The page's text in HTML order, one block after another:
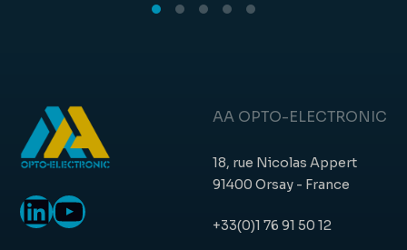
LinkedIn
YouTube
AA OPTO-ELECTRONIC
18, rue Nicolas Appert
91400 Orsay - France
+33(0)1 76 91 50 12